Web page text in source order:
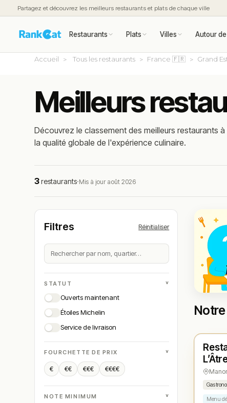
Partagez et découvrez les meilleurs restaurants et plats de chaque ville
Restaurants Plats Villes Autour
Accueil Tous les restaurants France 🇫🇷 Grand
Meilleurs
Découvrez le classement des meilleurs restaurants
la qualité globale de l'expérience culinaire.
3restaurants·Mis à jour août 2026
Filtres Réinitialiser
STATUT ˅
Ouverts maintenant
Étoiles Michelin
Service de livraison
FOURCHETTE DE PRIX ˅
€ €€ €€€ €€€€
NOTE MINIMUM ˅
★ N°
Menu